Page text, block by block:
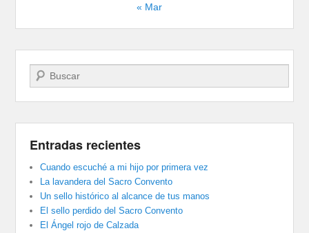
« Mar
Buscar
Entradas recientes
Cuando escuché a mi hijo por primera vez
La lavandera del Sacro Convento
Un sello histórico al alcance de tus manos
El sello perdido del Sacro Convento
El Ángel rojo de Calzada